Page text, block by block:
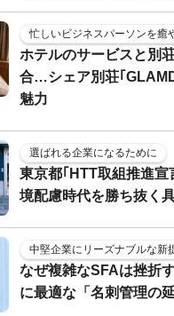
忙しいビジネスパーソンを癒
ホテルのサービスと別
合…シェア別荘｢
魅力
選ばれる企業になるために
東京都｢HTT取組推進宣
境配慮時代を勝ち抜く
中堅企業にリーズナブルな新
なぜ複雑なSFAは挫折
に最適な「名刺管理の